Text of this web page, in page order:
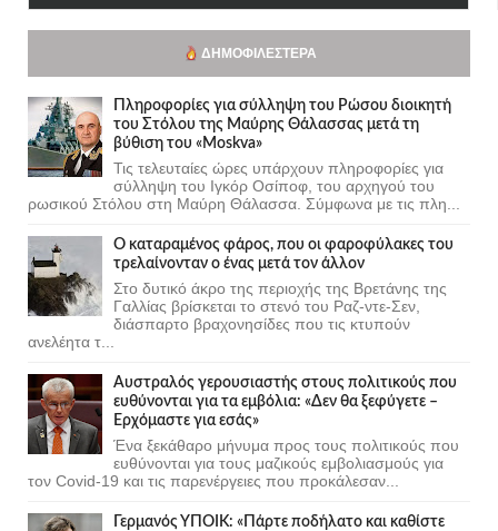
ΔΗΜΟΦΙΛΈΣΤΕΡΑ
Πληροφορίες για σύλληψη του Ρώσου διοικητή
του Στόλου της Mαύρης Θάλασσας μετά τη
βύθιση του «Moskva»
Τις τελευταίες ώρες υπάρχουν πληροφορίες για
σύλληψη του Ιγκόρ Οσίποφ, του αρχηγού του
ρωσικού Στόλου στη Μαύρη Θάλασσα. Σύμφωνα με τις πλη...
Ο καταραμένος φάρος, που οι φαροφύλακες του
τρελαίνονταν ο ένας μετά τον άλλον
Στο δυτικό άκρο της περιοχής της Βρετάνης της
Γαλλίας βρίσκεται το στενό του Ραζ-ντε-Σεν,
διάσπαρτο βραχονησίδες που τις κτυπούν
ανελέητα τ...
Αυστραλός γερουσιαστής στους πολιτικούς που
ευθύνονται για τα εμβόλια: «Δεν θα ξεφύγετε –
Ερχόμαστε για εσάς»
Ένα ξεκάθαρο μήνυμα προς τους πολιτικούς που
ευθύνονται για τους μαζικούς εμβολιασμούς για
τον Covid-19 και τις παρενέργειες που προκάλεσαν...
Γερμανός ΥΠΟΙΚ: «Πάρτε ποδήλατο και καθίστε